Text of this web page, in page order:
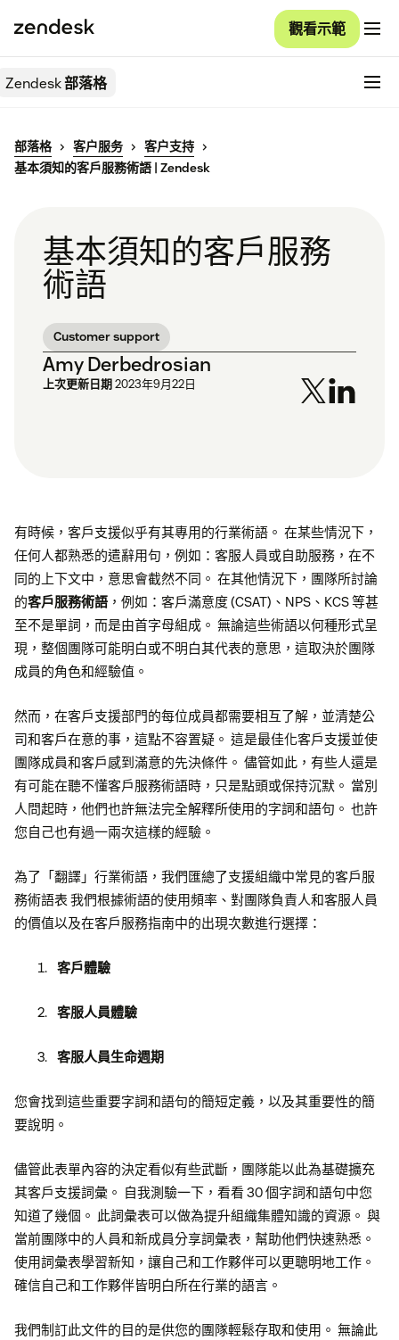
觀看示範
Zendesk部落格
部落格 客户服务
客户支持
基本須知的客戶服務術語 | Zendesk
基本須知的客戶服務
術語
Customer support
Amy Derbedrosian
上次更新日期2023年9月22日
有時候，客戶支援似乎有其專用的行業術語。 在某些情況下，
任何人都熟悉的遣辭用句，例如：客服人員或自助服務，在不
同的上下文中，意思會截然不同。 在其他情況下，團隊所討論
的客戶服務術語 ，例如：客戶滿意度 (CSAT)、NPS、KCS 等甚
至不是單詞，而是由首字母組成。 無論這些術語以何種形式呈
現，整個團隊可能明白或不明白其代表的意思，這取決於團隊
成員的角色和經驗值。
然而，在客戶支援部門的每位成員都需要相互了解，並清楚公
司和客戶在意的事，這點不容置疑。 這是最佳化客戶支援並使
團隊成員和客戶感到滿意的先決條件。 儘管如此，有些人還是
有可能在聽不懂客戶服務術語時，只是點頭或保持沉默。 當別
人問起時，他們也許無法完全解釋所使用的字詞和語句。 也許
您自己也有過一兩次這樣的經驗。
為了「翻譯」行業術語，我們匯總了支援組織中常見的客戶服
務術語表 我們根據術語的使用頻率、對團隊負責人和客服人員
的價值以及在客戶服務指南中的出現次數進行選擇：
客戶體驗
客服人員體驗
客服人員生命週期
您會找到這些重要字詞和語句的簡短定義，以及其重要性的簡
要說明。
儘管此表單內容的決定看似有些武斷，團隊能以此為基礎擴充
其客戶支援詞彙。 自我測驗一下，看看 30 個字詞和語句中您
知道了幾個。 此詞彙表可以做為提升組織集體知識的資源。 與
當前團隊中的人員和新成員分享詞彙表，幫助他們快速熟悉。
使用詞彙表學習新知，讓自己和工作夥伴可以更聰明地工作。
確信自己和工作夥伴皆明白所在行業的語言。
我們制訂此文件的目的是供您的團隊輕鬆存取和使用。 無論此